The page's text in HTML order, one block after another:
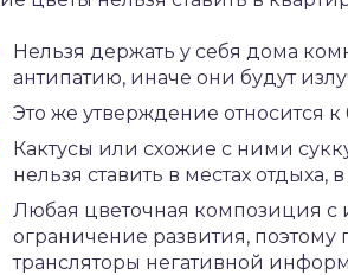
Нельзя держать у себя дома
антипатию, иначе они будут
Это же утверждение относится
Кактусы или схожие с ними
нельзя ставить в местах отдыха,
Любая цветочная композиция с
ограничение развития,
трансляторы негативной